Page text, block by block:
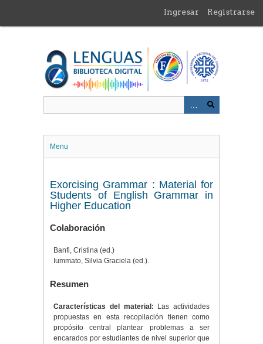
contenido
Ingresar Registrarse
Menu
Exorcising Grammar : Material for
Students of English Grammar in
Higher Education
Colaboración
Banfi, Cristina (ed.)
Iummato, Silvia Graciela (ed.).
Resumen
Características del material: Las actividades
propuestas en esta recopilación tienen como
propósito central plantear problemas a ser
encarados por estudiantes de nivel superior que